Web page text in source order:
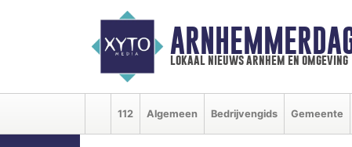
lokaal nieuws arnhem en omgeving
112 Algemeen Bedrijvengids Gemeente